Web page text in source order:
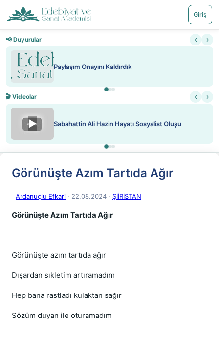
Giriş
📢 Duyurular ‹ ›
Paylaşım Onayını Kaldırdık
🎬 Videolar ‹ ›
▶ Sabahattin Ali Hazin Hayatı Sosyalist Oluşu
Görünüşte Azım Tartıda Ağır
Ardanuçlu Efkari · 22.08.2024 · ŞİİRİSTAN
Görünüşte Azım Tartıda Ağır
Görünüşte azım tartıda ağır
Dışardan sıkletim artıramadım
Hep bana rastladı kulaktan sağır
Sözüm duyan ile oturamadım